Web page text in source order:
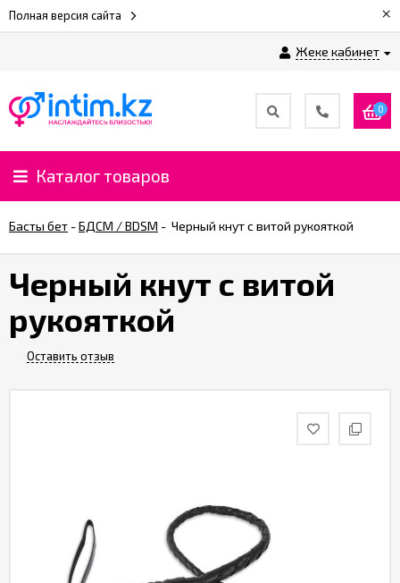
Полная версия сайта ×
Жеке кабинет
0
Каталог товаров
Басты бет -БДСМ / BDSM - Черный кнут с витой рукояткой
Черный кнут с витой
рукояткой
Оставить отзыв